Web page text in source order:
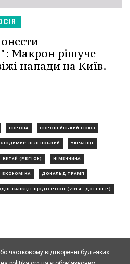
Макрон рішуче
напади на Київ.
ЄВРОПА ЄВРОПЕЙСЬКИЙ СОЮЗ
ЗЕЛЕНСЬКИЙ УКРАЇНЦІ
КИТАЙ (РЕГІОН) НІМЕЧЧИНА
ЕКОНОМІКА ДОНАЛЬД ТРАМП
САНКЦІЇ ЩОДО РОСІЇ (2014—ДОТЕПЕР)
частковому відтворенні будь-яких